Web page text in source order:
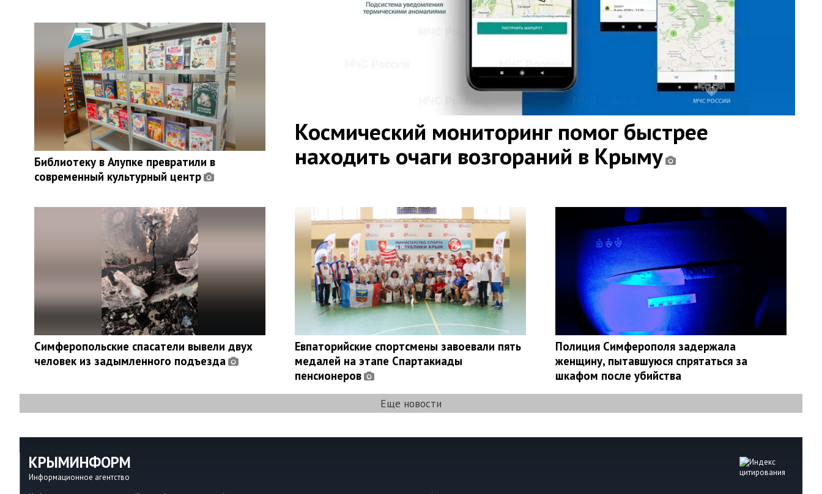
Космический мониторинг помог быстрее
находить очаги возгораний в Крыму
Библиотеку в Алупке превратили в
современный культурный центр
Симферопольские спасатели вывели двух
человек из задымленного подъезда
Евпаторийские спортсмены завоевали пять
медалей на этапе Спартакиады
пенсионеров
Полиция Симферополя задержала
женщину, пытавшуюся спрятаться за
шкафом после убийства
Еще новости
КРЫМИНФОРМ
Информационное агентство